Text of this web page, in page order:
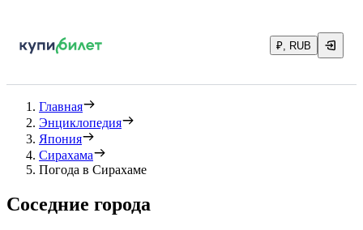
₽, RUB
Главная
Энциклопедия
Япония
Сирахама
Погода в Сирахаме
Соседние города